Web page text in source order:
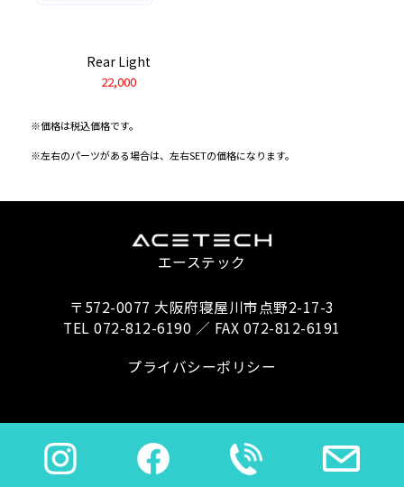
Rear Light
22,000
※価格は税込価格です。
※左右のパーツがある場合は、左右SETの価格になります。
エーステック
〒572-0077 大阪府寝屋川市点野2-17-3
TEL 072-812-6190 ／ FAX 072-812-6191
プライバシーポリシー